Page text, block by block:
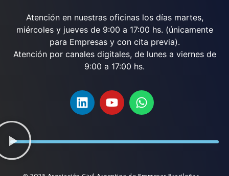
Atención en nuestras oficinas los días martes,
miércoles y jueves de 9:00 a 17:00 hs. (únicamente
para Empresas y con cita previa).
Atención por canales digitales, de lunes a viernes de
9:00 a 17:00 hs.